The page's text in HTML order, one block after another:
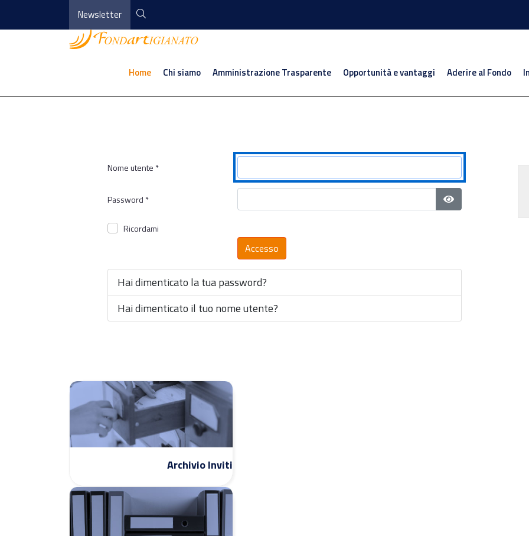
Newsletter
Home Chi siamo Amministrazione Trasparente Opportunità e vantaggi Aderire al Fondo
Nome utente *
Password *
Mostra password
Ricordami
Accesso
Hai dimenticato la tua password?
Hai dimenticato il tuo nome utente?
Archivio Inviti